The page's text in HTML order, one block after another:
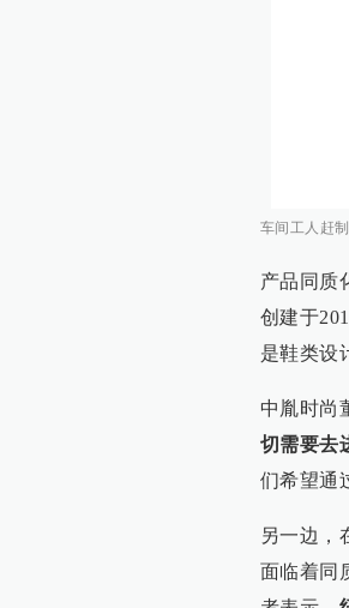
车间工人赶
产品同质
创建于
是鞋类设
中胤时尚
切需要去
们希望通
另一边，
面临着同